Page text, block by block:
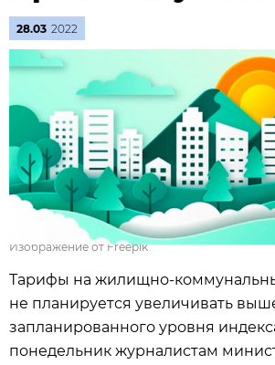
28.03 2022
Изображение от Freepik
Тарифы на жилищно-
не планируется увеличивать
запланированного уровня
понедельник журналистам